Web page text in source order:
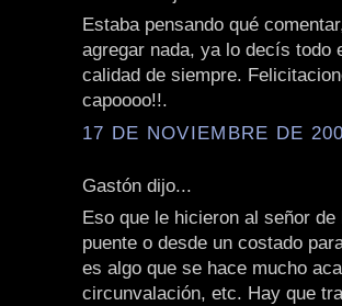
Estaba pensando qué
agregar nada, ya lo decís todo
calidad de siempre.
capoooo!!.
17 DE NOVIEMBRE DE
Gastón dijo...
Eso que le hicieron al señor
puente o desde un costado
es algo que se hace mucho
circunvalación, etc. Hay que